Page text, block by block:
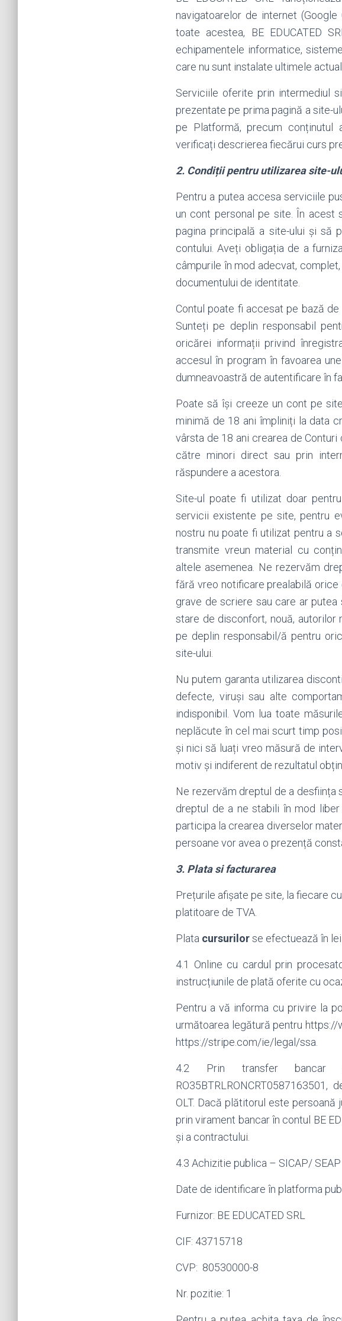
navigatoarelor de internet
toate acestea, BE EDUCATED
echipamentele informatice,
care nu sunt instalate ultimele
Serviciile oferite prin intermediul
prezentate pe prima pagină a site-
pe Platformă, precum
verificați descrierea fiecărui curs
2. Condiții pentru utilizarea site-
Pentru a putea accesa serviciile
un cont personal pe site. În acest
pagina principală a site-ului și să
contului. Aveți obligația de a
câmpurile în mod adecvat,
documentului de identitate.
Contul poate fi accesat pe bază
Sunteți pe deplin responsabil
oricărei informații privind
accesul în program în favoarea
dumneavoastră de autentificare în
Poate să își creeze un cont pe
minimă de 18 ani împliniți la data
vârsta de 18 ani crearea de
către minori direct sau prin
răspundere a acestora.
Site-ul poate fi utilizat doar
servicii existente pe site, pentru
nostru nu poate fi utilizat pentru a
transmite vreun material cu
altele asemenea. Ne rezervăm
fără vreo notificare prealabilă
grave de scriere sau care ar
stare de disconfort, nouă,
pe deplin responsabil/ă pentru
site-ului.
Nu putem garanta utilizarea
defecte, viruși sau alte
indisponibil. Vom lua toate
neplăcute în cel mai scurt timp
și nici să luați vreo măsură de
motiv și indiferent de rezultatul
Ne rezervăm dreptul de a desființa
dreptul de a ne stabili în mod
participa la crearea diverselor
persoane vor avea o prezență
3. Plata si facturarea
Prețurile afișate pe site, la fiecare
platitoare de TVA.
Plata cursurilorse efectuează în
4.1 Online cu cardul prin
instrucțiunile de plată oferite cu
Pentru a vă informa cu privire la
următoarea legătură pentru
https://stripe.com/ie/legal/ssa.
4.2 Prin transfer bancar
RO35BTRLRONCRT0587163501,
OLT. Dacă plătitorul este
prin virament bancar în contul BE
și a contractului.
4.3 Achizitie publica – SICAP/ SEAP
Date de identificare în platforma
Furnizor: BE EDUCATED SRL
CIF: 43715718
CVP: 80530000-8
Nr. pozitie: 1